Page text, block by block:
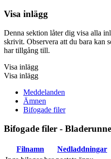
Visa inlägg
Denna sektion låter dig visa alla
skrivit. Observera att du bara kan
har tillgång till.
Visa inlägg
Visa inlägg
Meddelanden
Ämnen
Bifogade filer
Bifogade filer -
Filnamn Nedladdningar